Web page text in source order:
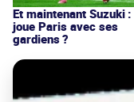
Et maintenant Suzuki
joue Paris avec ses
gardiens ?